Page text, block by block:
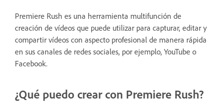
Premiere Rush es una herramienta multifunción de
creación de vídeos que puede utilizar para capturar, editar y
compartir vídeos con aspecto profesional de manera rápida
en sus canales de redes sociales, por ejemplo, YouTube o
Facebook.
¿Qué puedo crear con Premiere Rush?